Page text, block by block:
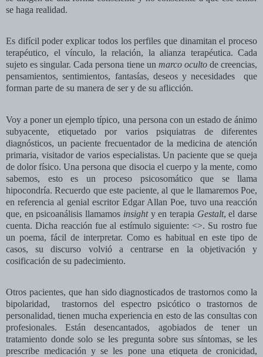
se haga realidad.
Es difícil poder explicar todos los perfiles que dinamitan el proceso
terapéutico, el vínculo, la relación, la alianza terapéutica. Cada
sujeto es singular. Cada persona tiene un marco ocultode creencias,
pensamientos, sentimientos, fantasías, deseos y necesidades
que
forman parte de su manera de ser y de su aflicción.
Voy a poner un ejemplo típico, una persona con un estado de ánimo
subyacente, etiquetado por varios psiquiatras de diferentes
diagnósticos, un paciente frecuentador de la medicina de atención
primaria, visitador de varios especialistas. Un paciente que se queja
de dolor físico. Una persona que disocia el cuerpo y la mente, como
sabemos, esto es un proceso psicosomático que se llama
hipocondría. Recuerdo que este paciente, al que le llamaremos Poe,
en referencia al genial escritor Edgar Allan Poe, tuvo una reacción
que, en psicoanálisis llamamos insighty en terapia Gestalt, el darse
cuenta. Dicha reacción fue al estímulo siguiente: <>. Su rostro fue
un poema, fácil de interpretar. Como es habitual en este tipo de
casos, su discurso volvió a centrarse en la objetivación y
cosificación de su padecimiento.
Otros pacientes, que han sido diagnosticados de trastornos como la
bipolaridad,
trastornos del espectro psicótico o trastornos de
personalidad, tienen mucha experiencia en esto de las consultas con
profesionales. Están desencantados, agobiados de tener un
tratamiento donde solo se les pregunta sobre sus síntomas, se les
prescribe medicación y se les pone una etiqueta de cronicidad,